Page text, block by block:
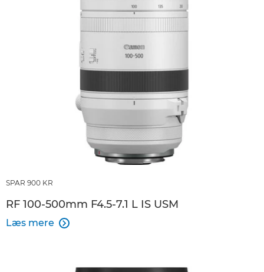
SPAR 900 KR
RF 100-500mm F4.5-7.1 L IS USM
Læs mere 